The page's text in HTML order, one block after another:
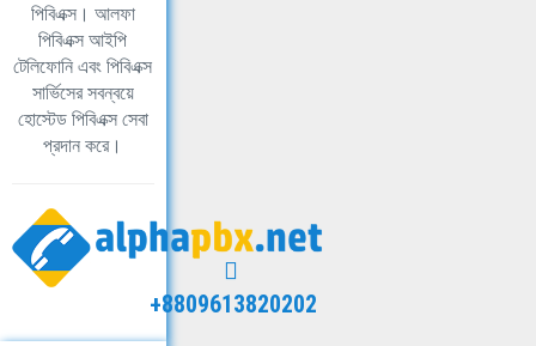
পিবিএক্স। আলফা
পিবিএক্স আইপি
টেলিফোনি এবং পিবিএক্স
সার্ভিসের সবন্বয়ে
হোস্টেড পিবিএক্স সেবা
প্রদান করে।
+8809613820202